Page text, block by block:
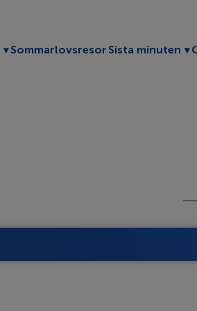
Toggle submenu
Sommarlovsresor Sista minuten